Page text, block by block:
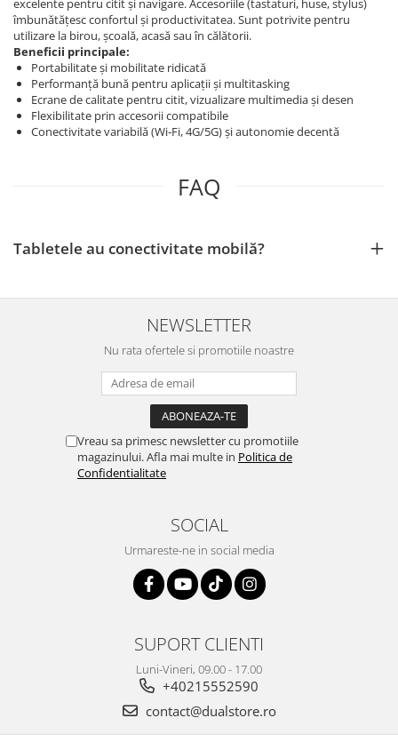
excelente pentru citit și navigare. Accesoriile (tastaturi, huse, stylus)
îmbunătățesc confortul și productivitatea. Sunt potrivite pentru
utilizare la birou, școală, acasă sau în călătorii.
Beneficii principale:
Portabilitate și mobilitate ridicată
Performanță bună pentru aplicații și multitasking
Ecrane de calitate pentru citit, vizualizare multimedia și desen
Flexibilitate prin accesorii compatibile
Conectivitate variabilă (Wi‑Fi, 4G/5G) și autonomie decentă
FAQ
Tabletele au conectivitate mobilă?
NEWSLETTER
Nu rata ofertele si promotiile noastre
Vreau sa primesc newsletter cu promotiile
magazinului. Afla mai multe in Politica de
Confidentialitate
SOCIAL
Urmareste-ne in social media
SUPORT CLIENTI
Luni-Vineri, 09.00 - 17.00
+40215552590
contact@dualstore.ro